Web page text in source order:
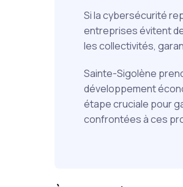
Si la cybersécurité
entreprises évitent
les collectivités,
Sainte-Sigolène
développement
étape cruciale pour
confrontées à ces